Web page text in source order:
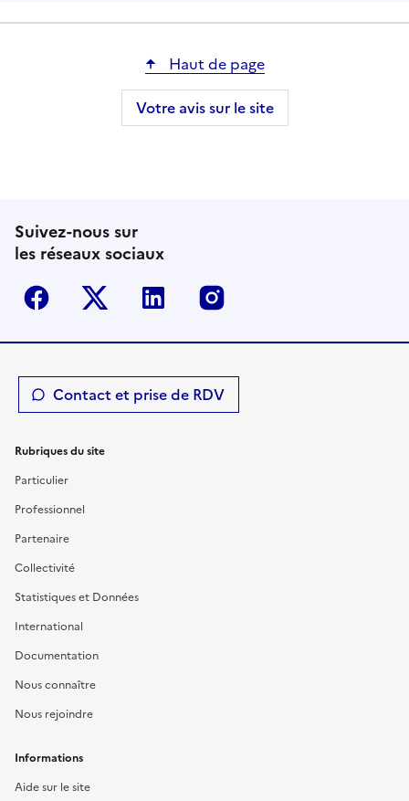
Haut de page
Votre avis sur le site
Suivez-nous sur
les réseaux sociaux
Facebook Twitter-X Linkedin
Contact et prise de RDV
Rubriques du site
Particulier
Professionnel
Partenaire
Collectivité
Statistiques et Données
International
Documentation
Nous connaître
Nous rejoindre
Informations
Aide sur le site